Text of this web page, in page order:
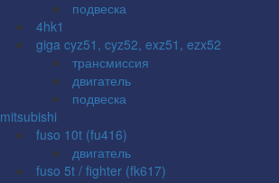
подвеска
4hk1
giga cyz51, cyz52, exz51, ezx52
трансмиссия
двигатель
подвеска
mitsubishi
fuso 10t (fu416)
двигатель
fuso 5t / fighter (fk617)